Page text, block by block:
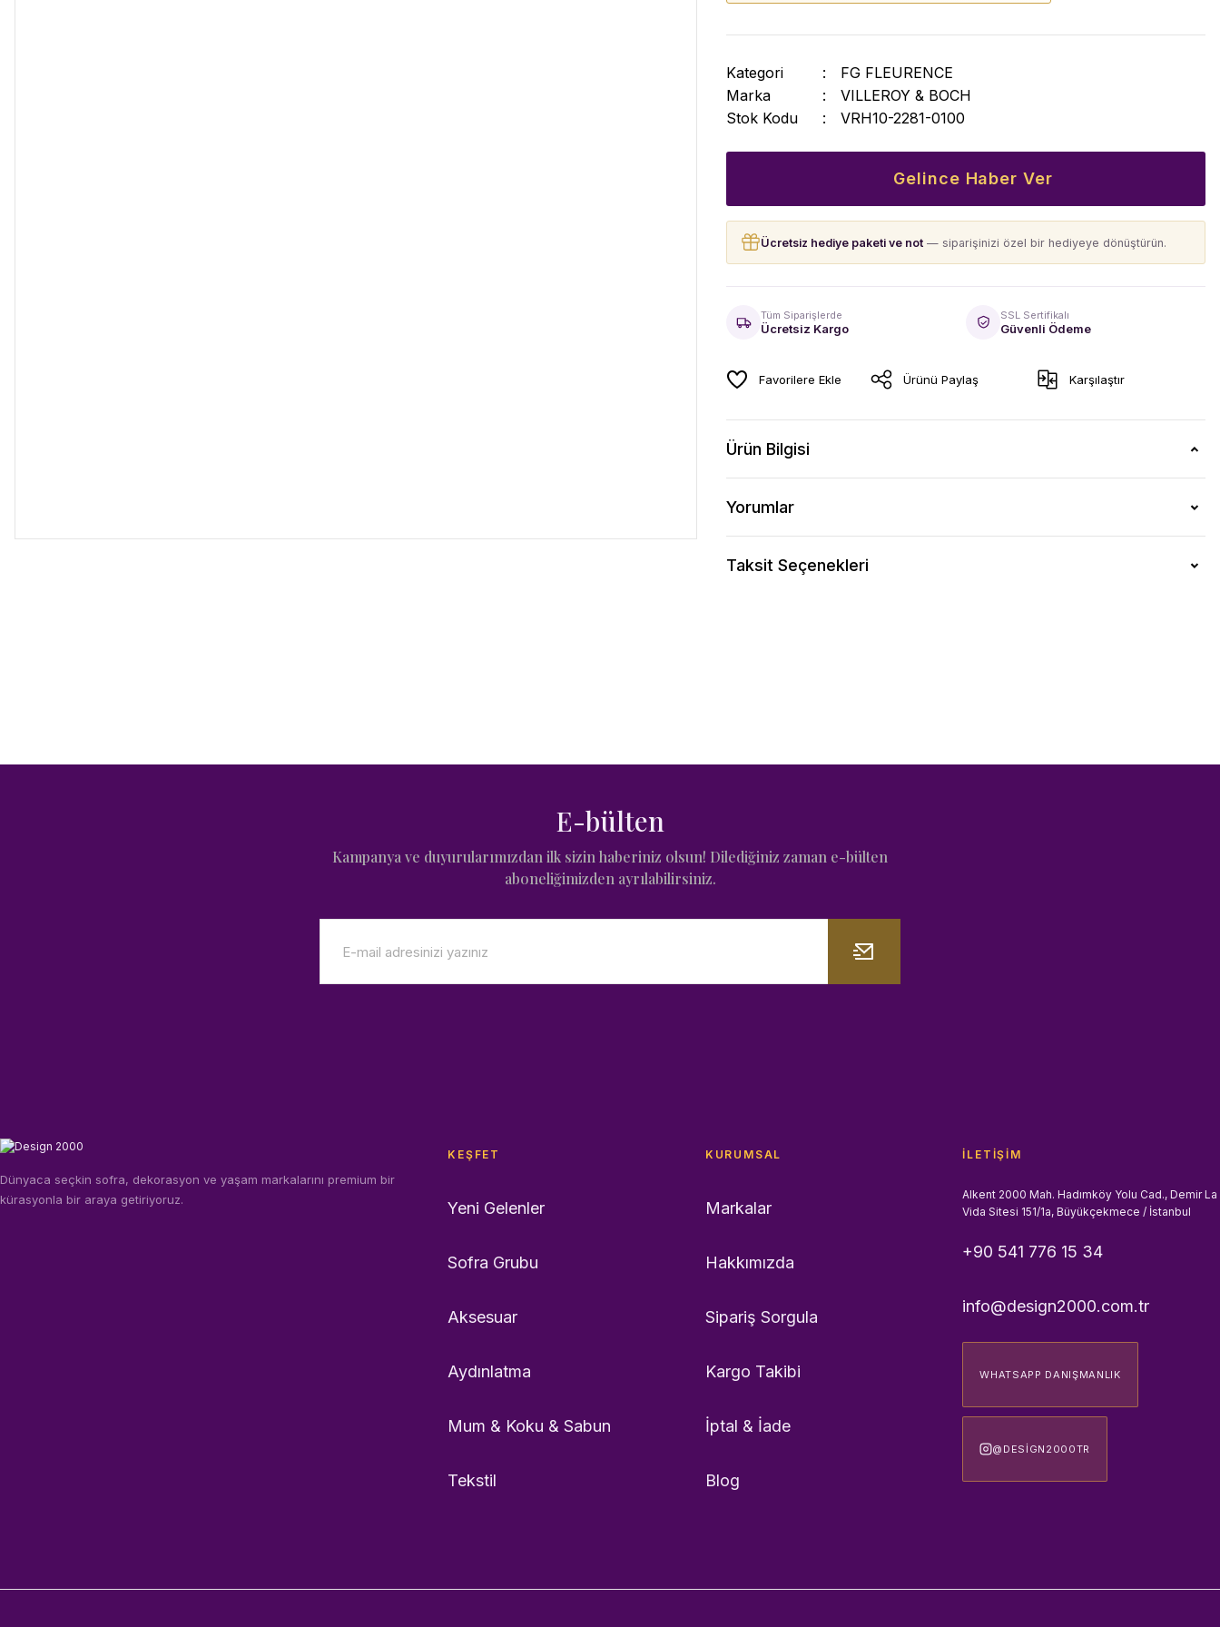
Kategori
FG FLEURENCE
Marka
VILLEROY & BOCH
Stok Kodu
VRH10-2281-0100
Gelince Haber Ver
Ücretsiz hediye paketi ve not — siparişinizi özel bir hediyeye dönüştürün.
Tüm Siparişlerde
Ücretsiz Kargo
SSL Sertifikalı
Güvenli Ödeme
Ürünü Paylaş Karşılaştır
Ürün Bilgisi
Yorumlar
Taksit Seçenekleri
E-bülten
Kampanya ve duyurularımızdan ilk sizin haberiniz olsun! Dilediğiniz zaman e-bülten
aboneliğimizden ayrılabilirsiniz.
Dünyaca seçkin sofra, dekorasyon ve yaşam markalarını premium bir
kürasyonla bir araya getiriyoruz.
KEŞFET
Yeni Gelenler
Sofra Grubu
Aksesuar
Aydınlatma
Mum & Koku & Sabun
Tekstil
KURUMSAL
Markalar
Hakkımızda
Sipariş Sorgula
Kargo Takibi
İptal & İade
Blog
İLETIŞIM
Alkent 2000 Mah. Hadımköy Yolu Cad., Demir La
Vida Sitesi 151/1a, Büyükçekmece / İstanbul
+90 541 776 15 34
info@design2000.com.tr
WHATSAPP DANIŞMANLIK
@DESIGN2000TR